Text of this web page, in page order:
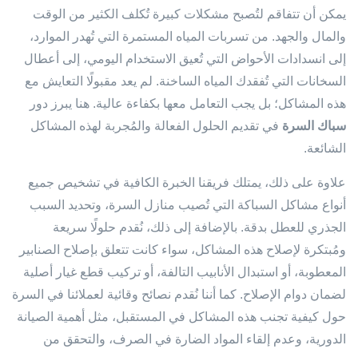
يمكن أن تتفاقم لتُصبح مشكلات كبيرة تُكلف الكثير من الوقت
والمال والجهد. من تسربات المياه المستمرة التي تُهدر الموارد،
إلى انسدادات الأحواض التي تُعيق الاستخدام اليومي، إلى أعطال
السخانات التي تُفقدك المياه الساخنة. لم يعد مقبولًا التعايش مع
هذه المشاكل؛ بل يجب التعامل معها بكفاءة عالية. هنا يبرز دور
سباك السرة في تقديم الحلول الفعالة والمُجربة لهذه المشاكل
الشائعة.
علاوة على ذلك، يمتلك فريقنا الخبرة الكافية في تشخيص جميع
أنواع مشاكل السباكة التي تُصيب منازل السرة، وتحديد السبب
الجذري للعطل بدقة. بالإضافة إلى ذلك، نُقدم حلولًا سريعة
ومُبتكرة لإصلاح هذه المشاكل، سواء كانت تتعلق بإصلاح الصنابير
المعطوبة، أو استبدال الأنابيب التالفة، أو تركيب قطع غيار أصلية
لضمان دوام الإصلاح. كما أننا نُقدم نصائح وقائية لعملائنا في السرة
حول كيفية تجنب هذه المشاكل في المستقبل، مثل أهمية الصيانة
الدورية، وعدم إلقاء المواد الضارة في الصرف، والتحقق من